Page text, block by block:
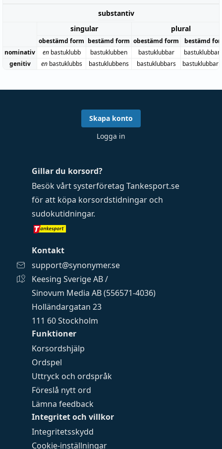
substantiv
singular
plural
obestämd form bestämd form obestämd form
bestämd
nominativ
enbastuklubb bastuklubben bastuklubbar
genitiv
enbastuklubbs bastuklubbens bastuklubbars
Funktioner
Korsordshjälp
Ordspel
Uttryck och ordspråk
Föreslå nytt ord
Lämna feedback
Integritet och villkor
Integritetsskydd
Cookie-inställningar
Gillar du korsord?
Besök vårt systerföretag Tankesport.se
för att köpa korsordstidningar och
sudokutidningar.
Kontakt
support@synonymer.se
Keesing Sverige AB /
Sinovum Media AB (556571-4036)
Holländargatan 23
111 60 Stockholm
Skapa konto
Logga in